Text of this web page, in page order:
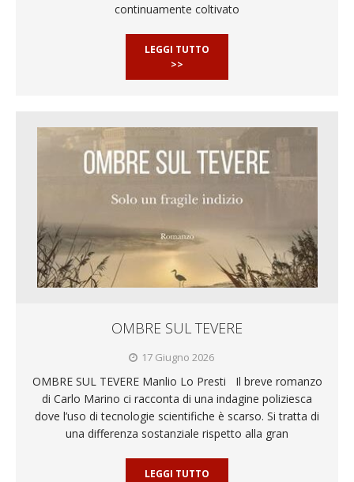
continuamente coltivato
LEGGI TUTTO
>>
OMBRE SUL TEVERE
17 Giugno 2026
OMBRE SUL TEVERE Manlio Lo Presti Il breve romanzo
di Carlo Marino ci racconta di una indagine poliziesca
dove l’uso di tecnologie scientifiche è scarso. Si tratta di
una differenza sostanziale rispetto alla gran
LEGGI TUTTO